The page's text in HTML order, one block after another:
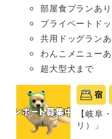
部屋食プランあり
プライベートド
共用ドッグランあ
わんこメニューあ
超大型犬まで
宿
【岐阜
リ）」